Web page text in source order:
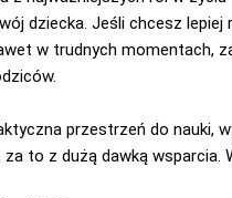
dziecka. Jeśli chcesz
w trudnych momentach,
przestrzeń do nauki,
to z dużą dawką wsparcia.